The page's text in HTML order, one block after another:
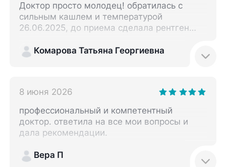
Доктор просто молодец! обратилась с
сильным кашлем и температурой
26.06.2025, до приема сделала рентген
стала меня слушать со всех сторон очень
лечение. 28.06. приехала сделать КТ
легких и у меня обнаружили
левостороннюю пневмонию с
множественными мелкими очагами.
доктор оказалась опытнее рентгена. еще
раз выражаю благодарность за такую
работу. внимательный и опытный доктор!
Комарова Татьяна Георгиевна
8 июня 2026
профессиональный и компетентный
доктор. ответила на все мои вопросы и
дала рекомендации.
Вера П